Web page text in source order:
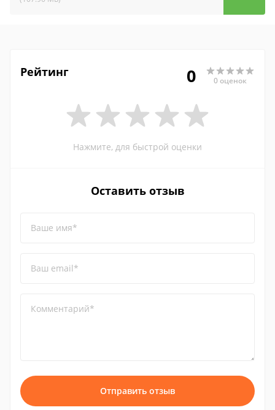
Рейтинг 0 0 оценок
Нажмите, для быстрой оценки
Оставить отзыв
Ваше имя*
Ваш email*
Комментарий*
Отправить отзыв